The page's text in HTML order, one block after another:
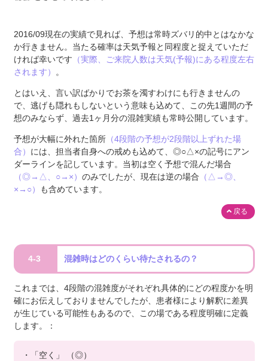
2016/09現在の実績で見れば、予想は常時ズバリ的中とはなかな
か行きません。当たる確率は天気予報と同程度と捉えていただ
ければ幸いです （実際、ご来院人数は天気(予報)にある程度左右
されます）
。
とはいえ、言い訳ばかりでお茶を濁すわけにも行きませんの
で、逃げも隠れもしないという意味も込めて、この先1週間の予
想のみならず、過去1ヶ月分の混雑実績も常時公開しています。
予想が大幅に外れた箇所（4段階の予想が2段階以上ずれた場
合） には、担当者自身への戒めも込めて、◎○△×の記号にアン
ダーラインを記しています。当初は空く予想で混んだ場合
（◎→△、○→×） のみでしたが、現在は逆の場合 （△→◎、
×→○）
も含めています。
戻る
4-3 混雑時はどのくらい待たされるの？
これまでは、4段階の混雑度がそれぞれ具体的にどの程度かを明
確にお伝えしておりませんでしたが、患者様により解釈に差異
が生じている可能性もあるので、この場である程度明確に定義
します。：
・「空く」
（◎）